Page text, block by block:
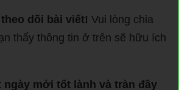
dõi bài viết! Vui lòng chia
thấy thông tin ở trên sẽ hữu ích
ngày mới tốt lành và tràn đầy